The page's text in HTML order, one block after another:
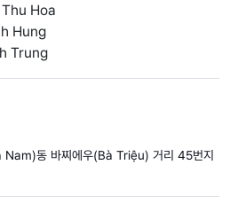
Hoa
Hung
Trung
Nam)동 바찌에우(Bà Triệu) 거리 45번지